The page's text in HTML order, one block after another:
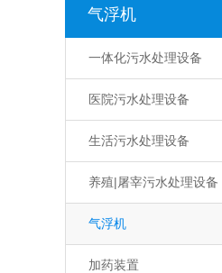
气浮机
一体化污水处理设备
医院污水处理设备
生活污水处理设备
养殖|屠宰污水处理设备
气浮机
加药装置